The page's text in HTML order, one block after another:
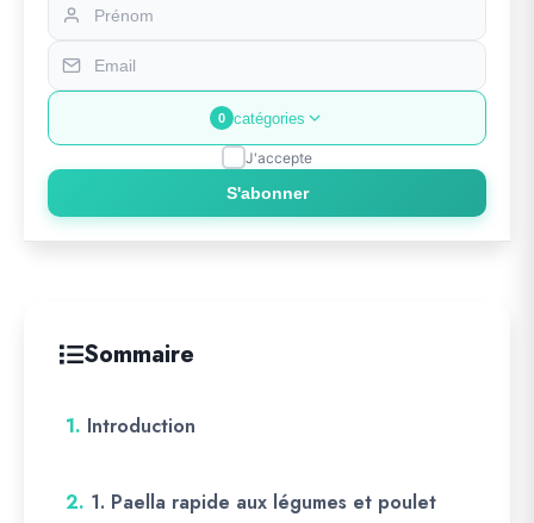
0 catégories
J'accepte
S'abonner
Sommaire
1. Introduction
2. 1. Paella rapide aux légumes et poulet